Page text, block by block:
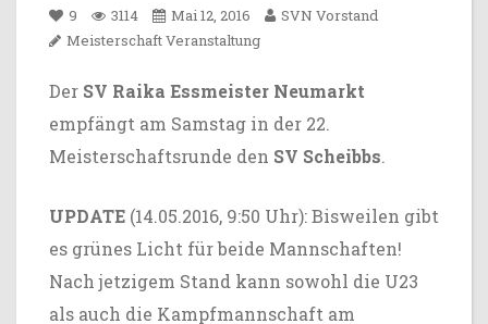
9 3114 Mai 12, 2016
SVN Vorstand
MeisterschaftVeranstaltung
Der SV Raika Essmeister Neumarkt
empfängt am Samstag in der 22.
Meisterschaftsrunde den SV Scheibbs.
UPDATE (14.05.2016, 9:50 Uhr): Bisweilen gibt
es grünes Licht für beide Mannschaften!
Nach jetzigem Stand kann sowohl die U23
als auch die Kampfmannschaft am